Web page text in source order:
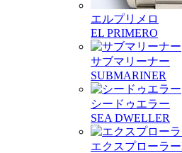
エルプリメロ
EL PRIMERO
サブマリーナー
SUBMARINER
シードゥエラー
SEA DWELLER
エクスプローラ